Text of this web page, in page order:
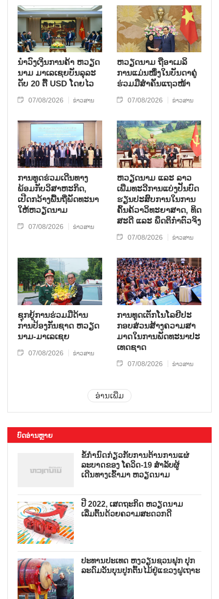
ນຳ​ວົງ​ເງິນ​ການ​ຄ້າ ຫວຽດ​
ນາມ ມາ​ເລ​ເຊຍ​ບັນ​ລຸ​ລະ​
ດັບ 20 ຕື້ USD ໂດຍ​ໄວ
07/08/2026 ຂ່າວສານ
ຫ​ວຽດ​ນາມ ຖື​ອາ​ເມ​ລິ​
ການ​ແມ່ນ​ໜຶ່ງ​ໃນ​ບັນ​ດາ​ຄູ່​
ຮ່ວມ​ມື​ສຳ​ຄັນ​ແຖວ​ໜ້າ
07/08/2026 ຂ່າວສານ
ການ​ທູດ​ຮ່ວມ​ເດີນ​ທາງ​
ພ້ອມກັບ​ວິ​ສາ​ຫະ​ກ​ິດ,
ເປີດກວ້າງ​ພື້ນ​ຖີ່​ພັດ​ທະ​ນາ​
ໃຫ້​ຫວຽດ​ນາມ
07/08/2026 ຂ່າວສານ
ຫວຽດ​ນາມ ແລະ ລາວ​
ເພີ່ມ​ທະ​ວີ​ການ​ແບ່​ງ​ປັນ​ບົດ​
ຮຽນ​ປະ​ສົບ​ການ​ໃນ​ການ​
ຄົ້ນ​ຄ້​ວາ​ວິ​ທະ​ຍາ​ສາດ, ທິດ​
ສະ​ດີ ແລະ ພຶດ​ຕິ​ກຳຕົວ​ຈິງ
07/08/2026 ຂ່າວສານ
ຊຸກ​ຍູ້​ການ​ຮ່ວມ​ມື​ດ້ານ​
ການ​ປ້ອງ​ກັນ​ຊາດ ຫວຽດ​
ນາມ-ມາ​ເລ​ເຊຍ
07/08/2026 ຂ່າວສານ
ການ​ທູດ​ເຕັກ​ໂນ​ໂລ​ຢີ​ປະ​
ກອບ​ສ່ວນ​ສ້າງ​ຄວາມ​ສາ​
ມາດ​ໃນ​ການ​ພັດ​ທະ​ນາ​ປະ​
ເທດ​ຊາດ
07/08/2026 ຂ່າວສານ
ອ່ານເພີ່ມ
ບົດອ່ານຫຼາຍ
ຂໍ້ກຳນົດກ່ຽວກັບການຕ້ານການແຜ່
ລະບາດຂອງ ໂຄວິດ-19 ສຳລັບຜູ້
ເດີນທາງເຂົ້າມາ ຫວຽດນາມ
ປີ 2022, ເສດຖະກິດ ຫວຽດນາມ
ເລີ່ມຕົ້ນດ້ວຍຄວາມສະດວກດີ
ປະທານປະເທດ ຫງວຽນຊວນຟຸກ ປຸກ
ລະດົມວັນບຸນປູກຕົ້ນໄມ້ຢູ່ແຂວງຝູເຖາະ